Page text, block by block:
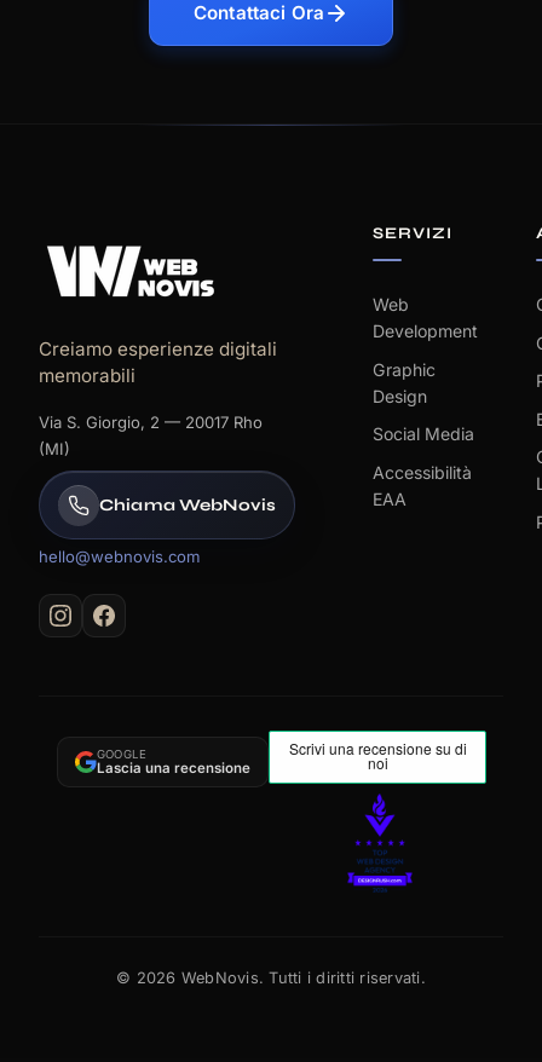
Contattaci Ora
Creiamo esperienze digitali
memorabili
Via S. Giorgio, 2 — 20017 Rho
(MI)
Chiama WebNovis
hello@webnovis.com
SERVIZI
Web
Development
Graphic
Design
Social Media
Accessibilità
EAA
GOOGLE
Lascia una recensione
© 2026 WebNovis. Tutti i diritti riservati.